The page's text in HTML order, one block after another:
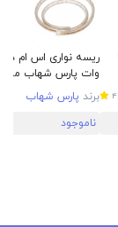
SMD
برند پارس شهاب
ناموجود